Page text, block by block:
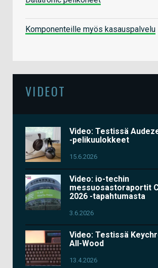
Komponenteille myös kasauspalvelu
VIDEOT
Video: Testissä
-pelikuulokkeet
15.6.2026
Video: io-techin
messuosastoraportit
2026 -tapahtumasta
3.6.2026
Video: Testissä
All-Wood
13.4.2026